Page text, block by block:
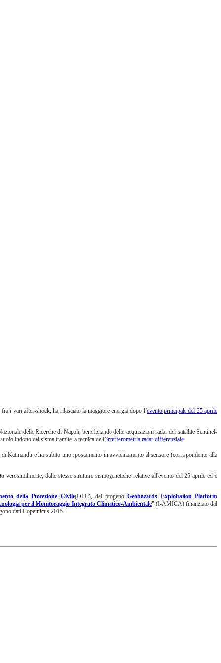
i vari after-shock, ha rilasciato la maggiore energia dopo l’evento principale del 25 aprile
delle Ricerche di Napoli, beneficiando delle acquisizioni radar del satellite Sentinel-
indotto dal sisma tramite la tecnica dell’interferometria radar differenziale.
di Katmandu e ha subito uno spostamento in avvicinamento al sensore (corrispondente alla
dalle stesse strutture sismogenetiche relative all'evento del 25 aprile ed è
della Protezione Civile(DPC), del progettoGeohazards Exploitation Platform
per il Monitoraggio Integrato Climatico-Ambientale" (I-AMICA) finanziato dal
dati Copernicus 2015.